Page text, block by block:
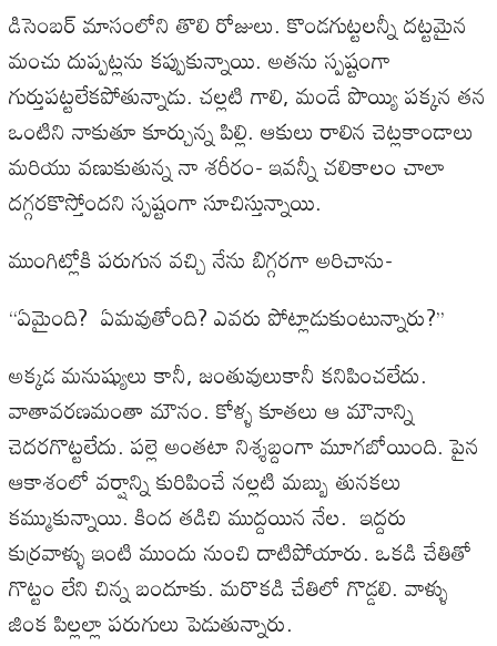
డిసెంబర్‌ మాసంలోని తొలి రోజులు. కొండగుట్టలన్నీ దట్టమైన
మంచు దుప్పట్లను కప్పుకున్నాయి. అతను స్పష్టంగా
గుర్తుపట్టలేకపోతున్నాడు. చల్లటి గాలి, మండే పొయ్యి పక్కన తన
ఒంటిని నాకుతూ కూర్చున్న పిల్లి. ఆకులు రాలిన చెట్లకాండాలు
మరియు వణుకుతున్న నా శరీరం- ఇవన్నీ చలికాలం చాలా
దగ్గరకొస్తోందని స్పష్టంగా సూచిస్తున్నాయి.
ముంగిట్లోకి పరుగున వచ్చి నేను బిగ్గరగా అరిచాను-
‘‘ఏమైంది? ఏమవుతోంది? ఎవరు పోట్లాడుకుంటున్నారు?’’
అక్కడ మనుష్యులు కానీ, జంతువులుకానీ కనిపించలేదు.
వాతావరణమంతా మౌనం. కోళ్ళ కూతలు ఆ మౌనాన్ని
చెదరగొట్టలేదు. పల్లె అంతటా నిశ్శబ్దంగా మూగబోయింది. పైన
ఆకాశంలో వర్షాన్ని కురిపించే నల్లటి మబ్బు తునకలు
కమ్ముకున్నాయి. కింద తడిచి ముద్దయిన నేల. ఇద్దరు
కుర్రవాళ్ళు ఇంటి ముందు నుంచి దాటిపోయారు. ఒకడి చేతితో
గొట్టం లేని చిన్న బందూకు. మరొకడి చేతిలో గొడ్డలి. వాళ్ళు
జింక పిల్లల్లా పరుగులు పెడుతున్నారు.